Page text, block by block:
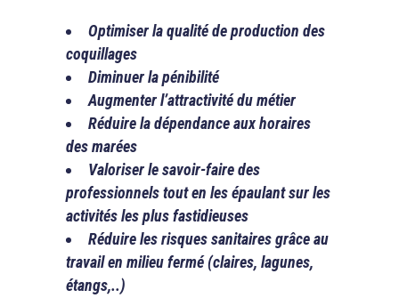
Optimiser la qualité de production des
coquillages
Diminuer la pénibilité
Augmenter l’attractivité du métier
Réduire la dépendance aux horaires
des marées
Valoriser le savoir-faire des
professionnels tout en les épaulant sur les
activités les plus fastidieuses
Réduire les risques sanitaires grâce au
travail en milieu fermé (claires, lagunes,
étangs,..)